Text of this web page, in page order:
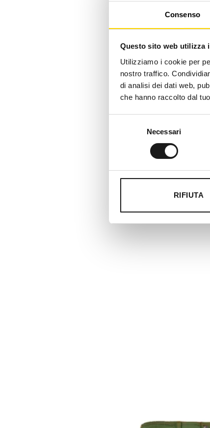
Consenso
Questo sito web utilizza
Utilizziamo i cookie per
nostro traffico.
di analisi dei dati web,
che hanno raccolto dal
Necessari
RIFIUTA